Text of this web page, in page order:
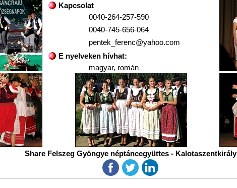
Kapcsolat
0040-264-257-590
0040-745-656-064
pentek_ferenc@yahoo.com
E nyelveken hívhat:
magyar, román
Share Felszeg Gyöngye néptáncegyüttes - Kalotaszentkirály